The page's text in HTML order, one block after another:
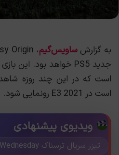
به گزارشساویس‌گیم
جدید PS5 خواهد بود. این بازی همان
است که در این چند روزه
است در E3 2021 رونمایی شود.
ویدیوی پیشنهادی
تیزر سریال ترسناک Wednesday